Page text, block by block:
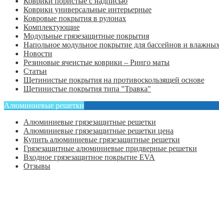
Коврики универсальные интерьерные
Ковровые покрытия в рулонах
Комплектующие
Модульные грязезащитные покрытия
Напольное модульное покрытие для бассейнов и
Новости
Резиновые ячеистые коврики – Ринго маты
Статьи
Щетинистые покрытия на противоскользящей основе
Щетинистые покрытия типа "Травка"
Алюминиевые решетки
Алюминиевые грязезащитные решетки
Алюминиевые грязезащитные решетки цена
Купить алюминиевые грязезащитные решетки
Грязезащитные алюминиевые придверные решетки
Входное грязезащитное покрытие EVA
Отзывы